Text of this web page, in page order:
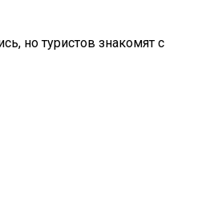
но туристов знакомят с